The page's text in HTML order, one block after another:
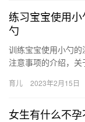
练习宝宝使用
勺
训练宝宝使用小勺
注意事项的介绍，
宝…
育儿 2023年2月15日
女生有什么不